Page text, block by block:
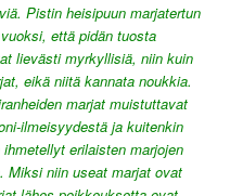
Pistin heisipuun marjatertun
että pidän tuosta
lievästi myrkyllisiä, niin kuin
eikä niitä kannata noukkia.
marjat muistuttavat
ilmeisyydestä ja kuitenkin
erilaisten marjojen
Miksi niin useat marjat ovat